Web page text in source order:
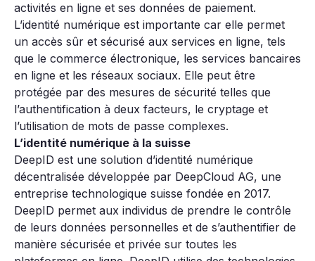
activités en ligne et ses données de paiement.
L’identité numérique est importante car elle permet
un accès sûr et sécurisé aux services en ligne, tels
que le commerce électronique, les services bancaires
en ligne et les réseaux sociaux. Elle peut être
protégée par des mesures de sécurité telles que
l’authentification à deux facteurs, le cryptage et
l’utilisation de mots de passe complexes.
L’identité numérique à la suisse
DeepID est une solution d’identité numérique
décentralisée développée par DeepCloud AG, une
entreprise technologique suisse fondée en 2017.
DeepID permet aux individus de prendre le contrôle
de leurs données personnelles et de s’authentifier de
manière sécurisée et privée sur toutes les